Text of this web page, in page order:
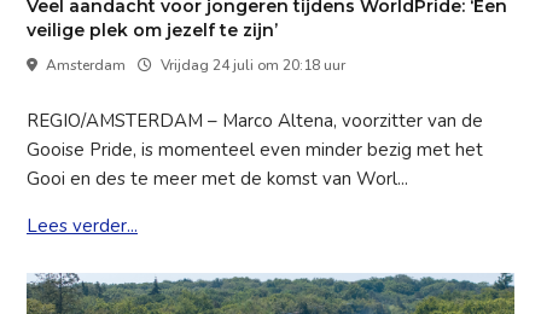
Veel aandacht voor jongeren tijdens WorldPride: ‘Een
veilige plek om jezelf te zijn’
Amsterdam Vrijdag 24 juli om 20:18 uur
REGIO/AMSTERDAM – Marco Altena, voorzitter van de
Gooise Pride, is momenteel even minder bezig met het
Gooi en des te meer met de komst van Worl...
Lees verder...